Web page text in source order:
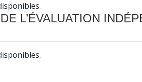
L’ÉVALUATION